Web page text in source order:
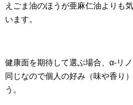
えごま油のほうが亜麻仁油よりも
います。
健康面を期待して選ぶ場合、α-リ
同じなので個人の好み（味や香り
う。